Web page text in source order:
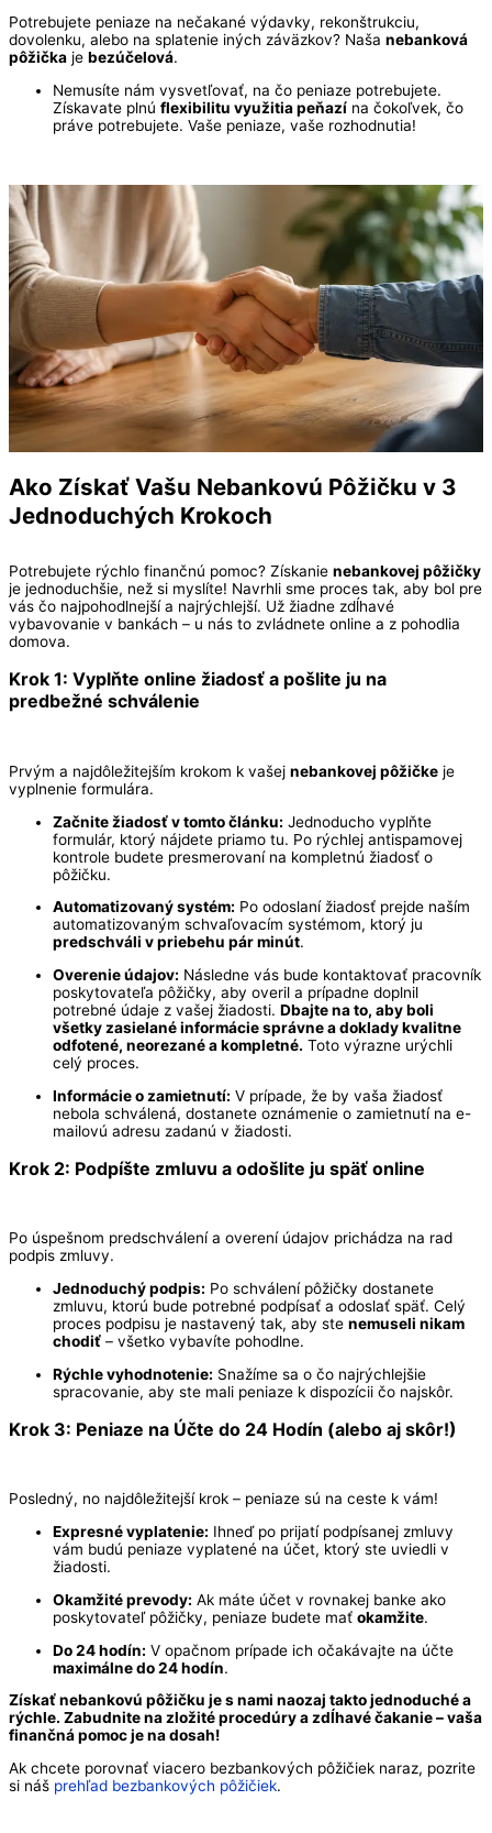
Potrebujete peniaze na nečakané výdavky, rekonštrukciu,
dovolenku, alebo na splatenie iných záväzkov? Naša nebanková
pôžička je bezúčelová.
Nemusíte nám vysvetľovať, na čo peniaze potrebujete.
Získavate plnú flexibilitu využitia peňazí na čokoľvek, čo
práve potrebujete. Vaše peniaze, vaše rozhodnutia!
Ako Získať Vašu Nebankovú Pôžičku v 3
Jednoduchých Krokoch
Potrebujete rýchlo finančnú pomoc? Získanie nebankovej pôžičky
je jednoduchšie, než si myslíte! Navrhli sme proces tak, aby bol pre
vás čo najpohodlnejší a najrýchlejší. Už žiadne zdĺhavé
vybavovanie v bankách – u nás to zvládnete online a z pohodlia
domova.
Krok 1: Vyplňte online žiadosť a pošlite ju na
predbežné schválenie
Prvým a najdôležitejším krokom k vašej nebankovej pôžičke je
vyplnenie formulára.
Začnite žiadosť v tomto článku: Jednoducho vyplňte
formulár, ktorý nájdete priamo tu. Po rýchlej antispamovej
kontrole budete presmerovaní na kompletnú žiadosť o
pôžičku.
Automatizovaný systém: Po odoslaní žiadosť prejde naším
automatizovaným schvaľovacím systémom, ktorý ju
predschváli v priebehu pár minút.
Overenie údajov: Následne vás bude kontaktovať pracovník
poskytovateľa pôžičky, aby overil a prípadne doplnil
potrebné údaje z vašej žiadosti. Dbajte na to, aby boli
všetky zasielané informácie správne a doklady kvalitne
odfotené, neorezané a kompletné. Toto výrazne urýchli
celý proces.
Informácie o zamietnutí: V prípade, že by vaša žiadosť
nebola schválená, dostanete oznámenie o zamietnutí na e-
mailovú adresu zadanú v žiadosti.
Krok 2: Podpíšte zmluvu a odošlite ju späť online
Po úspešnom predschválení a overení údajov prichádza na rad
podpis zmluvy.
Jednoduchý podpis: Po schválení pôžičky dostanete
zmluvu, ktorú bude potrebné podpísať a odoslať späť. Celý
proces podpisu je nastavený tak, aby ste nemuseli nikam
chodiť – všetko vybavíte pohodlne.
Rýchle vyhodnotenie: Snažíme sa o čo najrýchlejšie
spracovanie, aby ste mali peniaze k dispozícii čo najskôr.
Krok 3: Peniaze na Účte do 24 Hodín (alebo aj skôr!)
Posledný, no najdôležitejší krok – peniaze sú na ceste k vám!
Expresné vyplatenie: Ihneď po prijatí podpísanej zmluvy
vám budú peniaze vyplatené na účet, ktorý ste uviedli v
žiadosti.
Okamžité prevody: Ak máte účet v rovnakej banke ako
poskytovateľ pôžičky, peniaze budete mať okamžite.
Do 24 hodín: V opačnom prípade ich očakávajte na účte
maximálne do 24 hodín.
Získať nebankovú pôžičku je s nami naozaj takto jednoduché a
rýchle. Zabudnite na zložité procedúry a zdĺhavé čakanie – vaša
finančná pomoc je na dosah!
Ak chcete porovnať viacero bezbankových pôžičiek naraz, pozrite
si náš prehľad bezbankových pôžičiek.